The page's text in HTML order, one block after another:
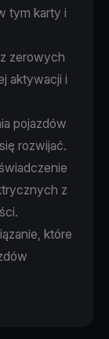
tym karty i
zerowych
aktywacji i
pojazdów
rozwijać.
z
które